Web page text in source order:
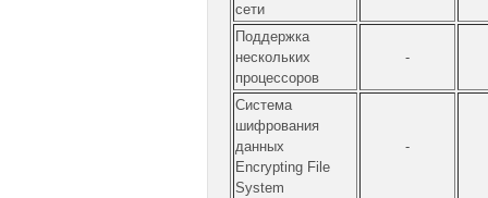
сети
Поддержка
нескольких
процессоров
-
Система
шифрования
данных
Encrypting File
System
-